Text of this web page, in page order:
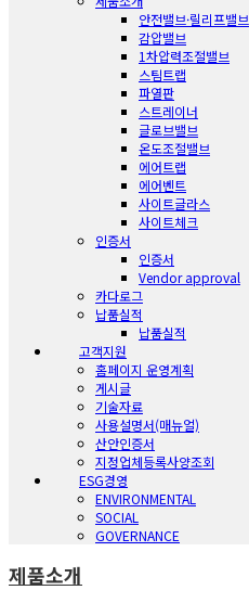
안전밸브·릴리프밸브
감압밸브
1차압력조절밸브
스팀트랩
파열판
스트레이너
글로브밸브
온도조절밸브
에어트랩
에어벤트
사이트글라스
사이트체크
인증서
인증서
Vendor approval
카다로그
납품실적
납품실적
고객지원
홈페이지 운영계획
게시글
기술자료
사용설명서(매뉴얼)
산안인증서
지정업체등록사양조회
ESG경영
ENVIRONMENTAL
SOCIAL
GOVERNANCE
제품소개